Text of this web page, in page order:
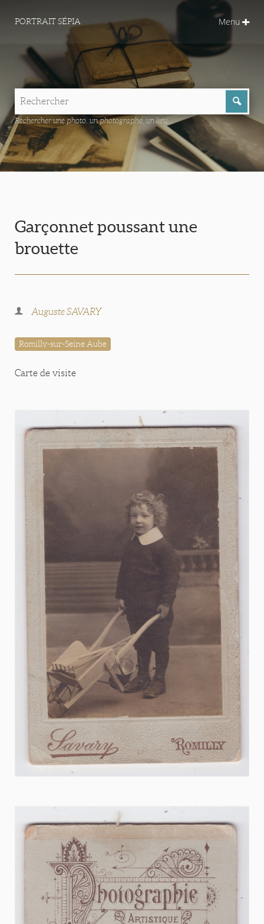
PORTRAIT SÉPIA Menu
Rechercher une photo, un photographe, un lieu...
Garçonnet poussant une
brouette
Auguste SAVARY
Romilly-sur-Seine Aube
Carte de visite